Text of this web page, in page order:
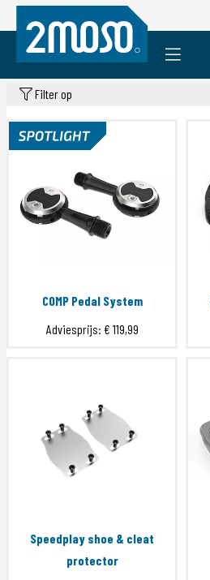
Filter op
COMP Pedal System
Adviesprijs: € 119,99
Speedplay shoe & cleat
protector